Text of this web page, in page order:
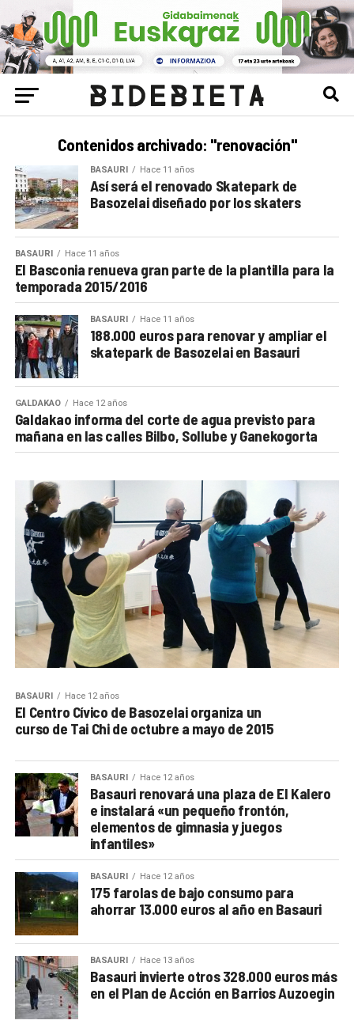
Contenidos archivado: "renovación"
BASAURI Hace 11 años
Así será el renovado Skatepark de
Basozelai diseñado por los skaters
BASAURI Hace 11 años
El Basconia renueva gran parte de la plantilla para la
temporada 2015/2016
BASAURI Hace 11 años
188.000 euros para renovar y ampliar el
skatepark de Basozelai en Basauri
GALDAKAO Hace 12 años
Galdakao informa del corte de agua previsto para
mañana en las calles Bilbo, Sollube y Ganekogorta
BASAURI Hace 12 años
El Centro Cívico de Basozelai organiza un
curso de Tai Chi de octubre a mayo de 2015
BASAURI Hace 12 años
Basauri renovará una plaza de El Kalero
e instalará «un pequeño frontón,
elementos de gimnasia y juegos
infantiles»
BASAURI Hace 12 años
175 farolas de bajo consumo para
ahorrar 13.000 euros al año en Basauri
BASAURI Hace 13 años
Basauri invierte otros 328.000 euros más
en el Plan de Acción en Barrios Auzoegin